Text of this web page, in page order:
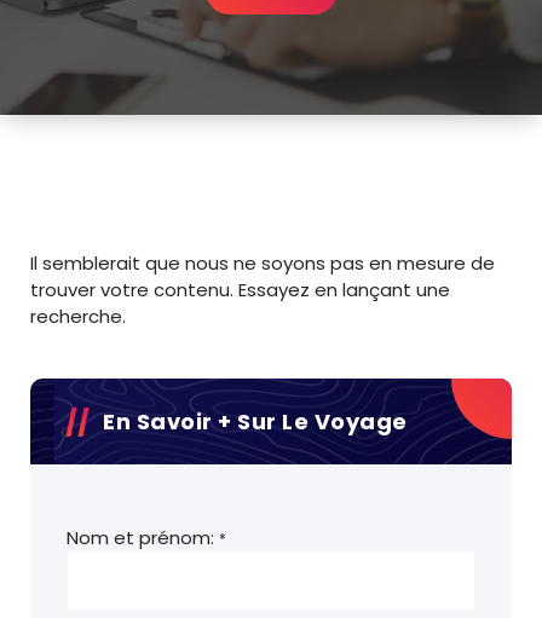
Il semblerait que nous ne soyons pas en mesure de
trouver votre contenu. Essayez en lançant une
recherche.
En Savoir + Sur Le Voyage
Nom et prénom: *